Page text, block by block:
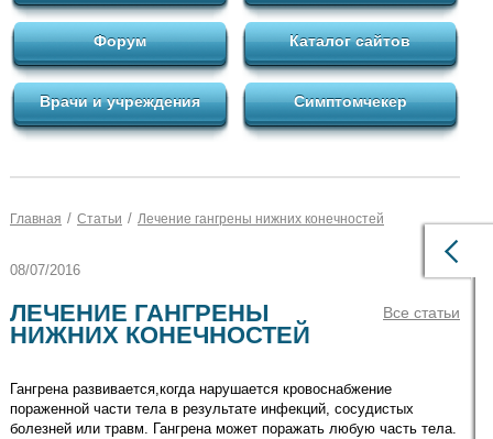
Форум Каталог сайтов
Врачи и учреждения Симптомчекер
Главная / Статьи / Лечение гангрены нижних конечностей
08/07/2016
Все статьи
ЛЕЧЕНИЕ ГАНГРЕНЫ
НИЖНИХ КОНЕЧНОСТЕЙ
Гангрена развивается,когда нарушается кровоснабжение
пораженной части тела в результате инфекций, сосудистых
болезней или травм. Гангрена может поражать любую часть тела.